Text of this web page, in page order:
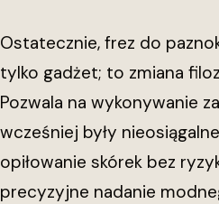
Ostatecznie, frez do
tylko gadżet; to zmiana
Pozwala na wykonywanie
wcześniej były
opiłowanie skórek bez
precyzyjne nadanie